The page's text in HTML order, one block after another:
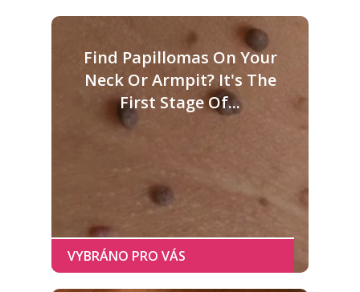
Find Papillomas On Your
Neck Or Armpit? It's The
First Stage Of...